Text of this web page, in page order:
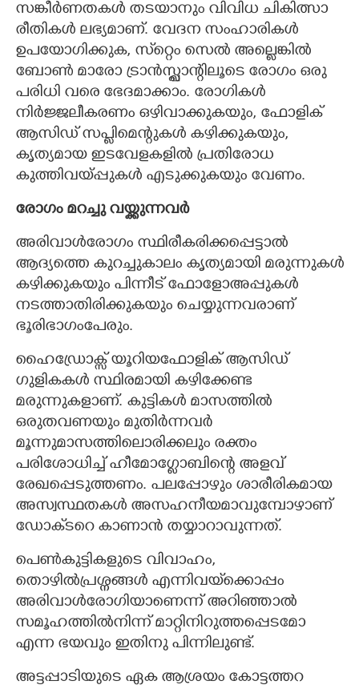
സങ്കീർണതകൾ തടയാനും വിവിധ ചികിത്സാ
രീതികൾ ലഭ്യമാണ്. വേദന സംഹാരികൾ
ഉപയോഗിക്കുക, സ്‌റ്റെം സെൽ അല്ലെങ്കിൽ
ബോൺ മാരോ ട്രാൻസ്പ്ലാന്റിലൂടെ രോഗം ഒരു
പരിധി വരെ ഭേദമാക്കാം. രോഗികൾ
നിർജ്ജലീകരണം ഒഴിവാക്കുകയും, ഫോളിക്
ആസിഡ് സപ്ലിമെന്റുകൾ കഴിക്കുകയും,
കൃത്യമായ ഇടവേളകളിൽ പ്രതിരോധ
കുത്തിവയ്പ്പുകൾ എടുക്കുകയും വേണം.
രോഗം മറച്ചു വയ്ക്കുന്നവർ
അരിവാൾരോഗം സ്ഥിരീകരിക്കപ്പെട്ടാൽ
ആദ്യത്തെ കുറച്ചുകാലം കൃത്യമായി മരുന്നുകൾ
കഴിക്കുകയും പിന്നീട് ഫോളോഅപ്പുകൾ
നടത്താതിരിക്കുകയും ചെയ്യുന്നവരാണ്
ഭൂരിഭാഗംപേരും.
ഹൈഡ്രോക്സ് യൂറിയഫോളിക് ആസിഡ്
ഗുളികകൾ സ്ഥിരമായി കഴിക്കേണ്ട
മരുന്നുകളാണ്. കുട്ടികൾ മാസത്തിൽ
ഒരുതവണയും മുതിർന്നവർ
മൂന്നുമാസത്തിലൊരിക്കലും രക്തം
പരിശോധിച്ച് ഹീമോഗ്ലോബിന്റെ അളവ്
രേഖപ്പെടുത്തണം. പലപ്പോഴും ശാരീരികമായ
അസ്വസ്ഥതകൾ അസഹനീയമാവുമ്പോഴാണ്
ഡോക്‌ടറെ കാണാൻ തയ്യാറാവുന്നത്.
പെൺകുട്ടികളുടെ വിവാഹം,
തൊഴിൽപ്രശ്നങ്ങൾ എന്നിവയ്‌ക്കൊപ്പം
അരിവാൾരോഗിയാണെന്ന് അറിഞ്ഞാൽ
സമൂഹത്തിൽനിന്ന് മാറ്റിനിറുത്തപ്പെടമോ
എന്ന ഭയവും ഇതിനു പിന്നിലുണ്ട്.
അട്ടപ്പാടിയുടെ ഏക ആശ്രയം കോട്ടത്തറ